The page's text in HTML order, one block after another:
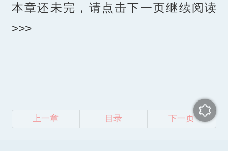
本章还未完，请点击下一页继续阅读
>>>
上一章 目录 下一页